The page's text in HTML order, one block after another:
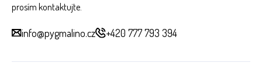
prosím kontaktujte.
info@pygmalino.cz +420 777 793 394